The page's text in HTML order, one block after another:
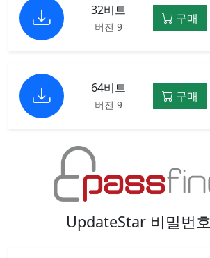
32비트
버전 9
구매
64비트
버전 9
구매
UpdateStar 비밀번